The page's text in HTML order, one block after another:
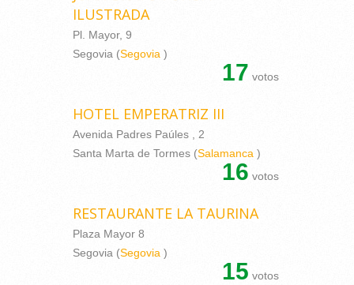
ILUSTRADA
Pl. Mayor, 9
Segovia (Segovia )
17 votos
HOTEL EMPERATRIZ III
Avenida Padres Paúles , 2
Santa Marta de Tormes (Salamanca )
16 votos
RESTAURANTE LA TAURINA
Plaza Mayor 8
Segovia (Segovia )
15 votos